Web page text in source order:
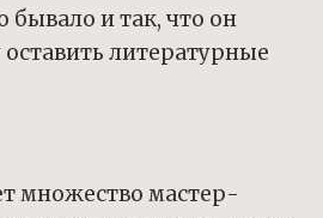
бывало и так, что он
оставить литературные
множество мастер-